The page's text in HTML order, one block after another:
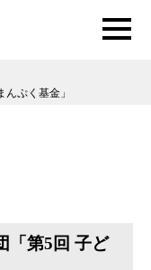
動
ぷく基金」
「第5回 子ど